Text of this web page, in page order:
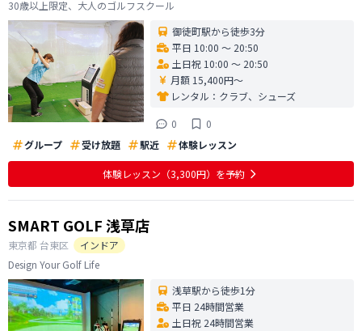
30歳以上限定、大人のゴルフスクール
御徒町駅から徒歩3分
平日 10:00 〜 20:50
土日祝 10:00 〜 20:50
月額 15,400円〜
レンタル： クラブ、シューズ
0
0
グループ
受け放題 駅近 体験レッスン
体験レッスン （3,300円） を予約
SMART GOLF 浅草店
東京都 台東区
インドア
Design Your Golf Life
浅草駅から徒歩1分
平日 24時間営業
土日祝 24時間営業